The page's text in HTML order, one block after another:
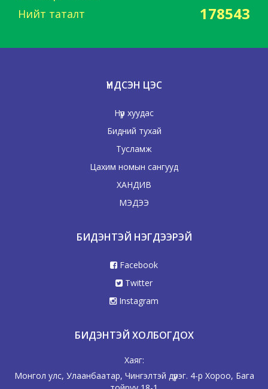
Нийт таталт 178543
ҮНДСЭН ЦЭС
Нүүр хуудас
Бидний тухай
Тусламж
Цахим номын сангууд
ХАНДИВ
МЭДЭЭ
БИДЭНТЭЙ НЭГДЭЭРЭЙ
Facebook
Twitter
Instagram
БИДЭНТЭЙ ХОЛБОГДОХ
Хаяг:
Монгол улс, Улаанбаатар, Чингэлтэй дүүрэг. 4-р Хороо, Бага